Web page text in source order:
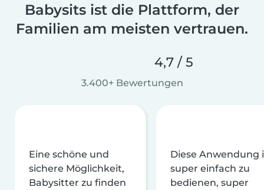
Babysits ist die Plattform, der
Familien am meisten vertrauen.
4,7 / 5
3.400+ Bewertungen
Eine schöne und
sichere Möglichkeit,
Babysitter zu finden
Diese Anwendung
super einfach zu
bedienen, super